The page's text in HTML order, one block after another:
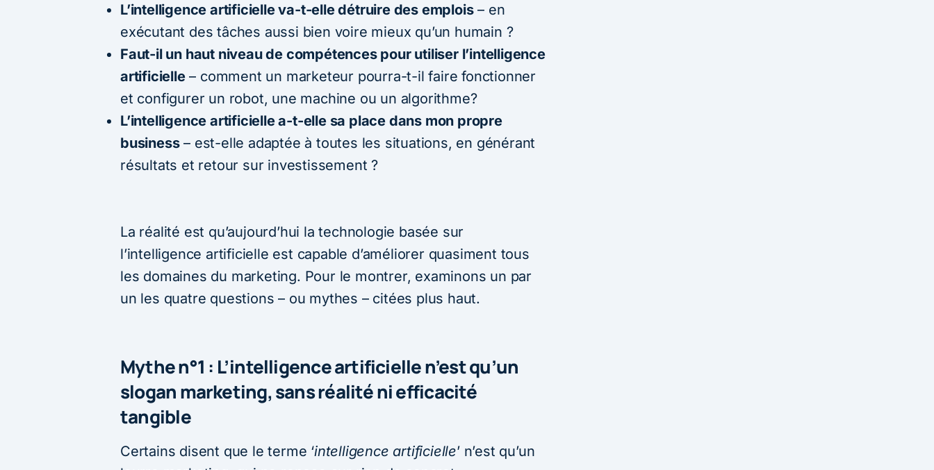
L’intelligence artificielle va-t-elle détruire des emplois– en
exécutant des tâches aussi bien voire mieux qu’un humain ?
Faut-il un haut niveau de compétences pour utiliser l’intelligence
artificielle– comment un marketeur pourra-t-il faire fonctionner
et configurer un robot, une machine ou un algorithme?
L’intelligence artificielle a-t-elle sa place dans mon propre
business– est-elle adaptée à toutes les situations, en générant
résultats et retour sur investissement ?
La réalité est qu’aujourd’hui la technologie basée sur
l’intelligence artificielle est capable d’améliorer quasiment tous
les domaines du marketing. Pour le montrer, examinons un par
un les quatre questions – ou mythes – citées plus haut.
Mythe n°1 : L’intelligence artificielle n’est qu’un
slogan marketing, sans réalité ni efficacité
tangible
Certains disent que le terme ‘intelligence artificielle’ n’est qu’un